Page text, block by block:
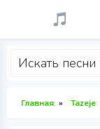
Главная » Tazeje